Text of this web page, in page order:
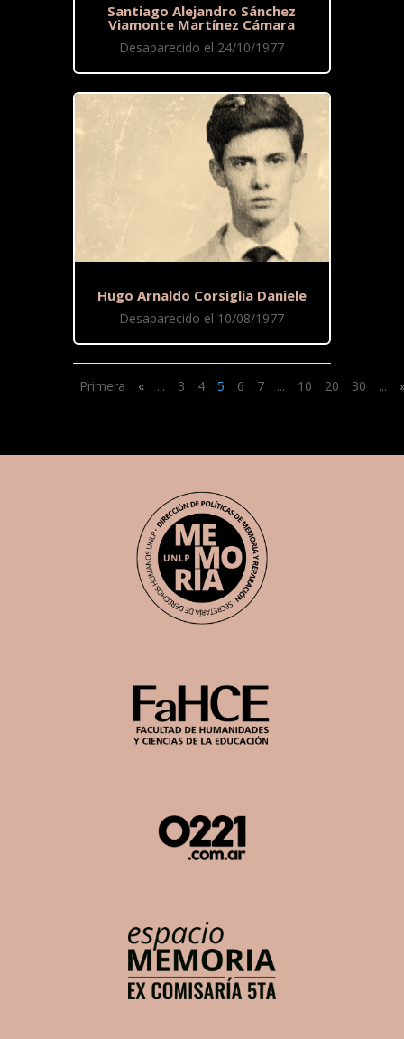
Santiago Alejandro Sánchez
Viamonte Martínez Cámara
Desaparecido el 24/10/1977
Hugo Arnaldo Corsiglia Daniele
Desaparecido el 10/08/1977
Primera « ... 3 4 5 6 7 ... 10 20 30 ...